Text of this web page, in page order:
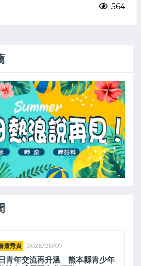
564
蕭秀貞 2026/08/07
青年交流再升溫 熊本縣青少年